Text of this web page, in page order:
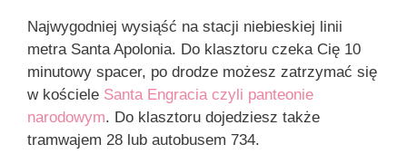
Najwygodniej wysiąść na stacji niebieskiej linii
metra Santa Apolonia. Do klasztoru czeka Cię 10
minutowy spacer, po drodze możesz zatrzymać się
w kościele Santa Engracia czyli panteonie
narodowym. Do klasztoru dojedziesz także
tramwajem 28 lub autobusem 734.